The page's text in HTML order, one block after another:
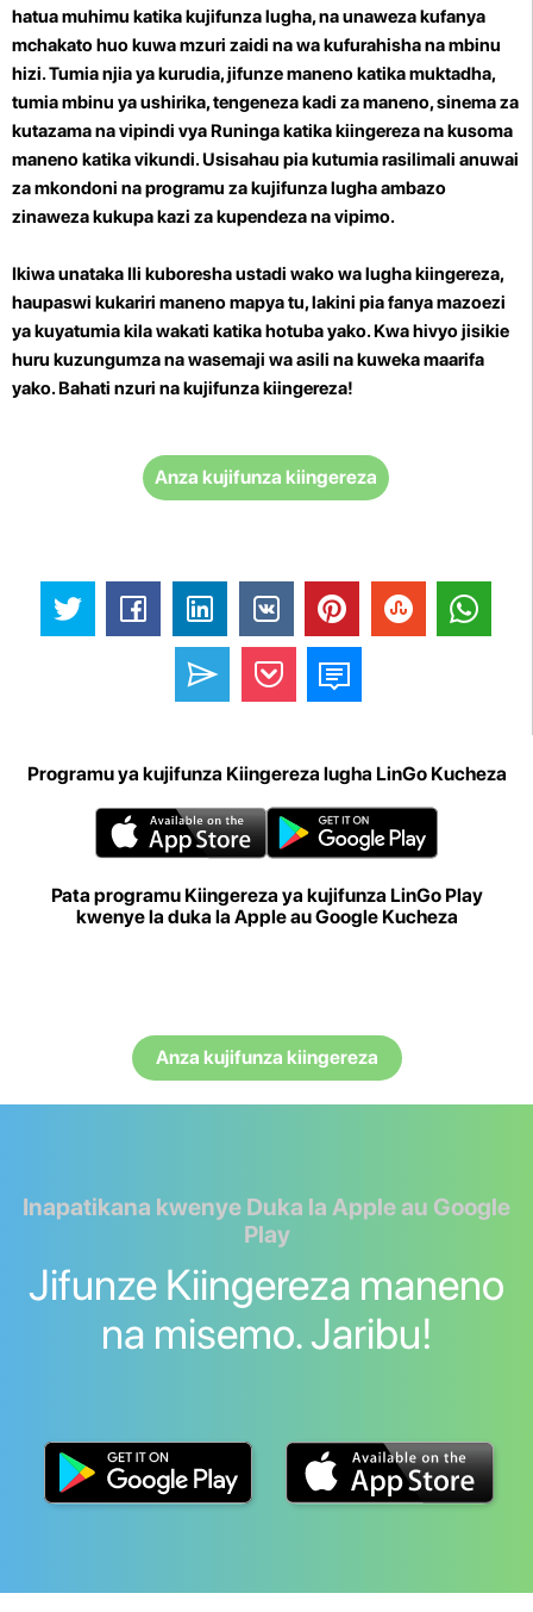
hatua muhimu katika kujifunza lugha, na unaweza kufanya
mchakato huo kuwa mzuri zaidi na wa kufurahisha na mbinu
hizi. Tumia njia ya kurudia, jifunze maneno katika muktadha,
tumia mbinu ya ushirika, tengeneza kadi za maneno, sinema za
kutazama na vipindi vya Runinga katika kiingereza na kusoma
maneno katika vikundi. Usisahau pia kutumia rasilimali anuwai
za mkondoni na programu za kujifunza lugha ambazo
zinaweza kukupa kazi za kupendeza na vipimo.
Ikiwa unataka Ili kuboresha ustadi wako wa lugha kiingereza,
haupaswi kukariri maneno mapya tu, lakini pia fanya mazoezi
ya kuyatumia kila wakati katika hotuba yako. Kwa hivyo jisikie
huru kuzungumza na wasemaji wa asili na kuweka maarifa
yako. Bahati nzuri na kujifunza kiingereza!
Anza kujifunza kiingereza
Programu ya kujifunza Kiingereza lugha LinGo Kucheza
Pata programu Kiingereza ya kujifunza LinGo Play
kwenye la duka la Apple au Google Kucheza
Anza kujifunza kiingereza
Inapatikana kwenye Duka la Apple au Google
Play
Jifunze Kiingereza maneno
na misemo. Jaribu!